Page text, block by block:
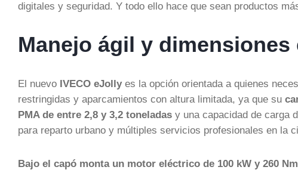
digitales y seguridad. Y todo ello hace que sean productos
Manejo ágil y
El nuevo IVECO eJollyes la opción orientada a quienes
restringidas y aparcamientos con altura limitada, ya que su
PMA de entre 2,8 y 3,2 toneladas y una capacidad de carga
para reparto urbano y múltiples servicios profesionales en la
Bajo el capó monta un motor eléctrico de 100 kW y 260